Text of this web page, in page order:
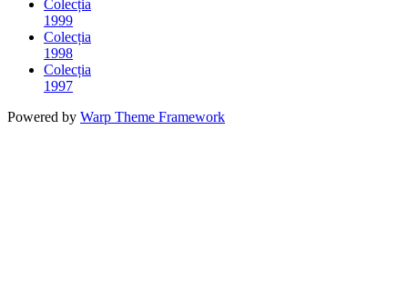
Colecția
1999
Colecția
1998
Colecția
1997
Powered by Warp Theme Framework